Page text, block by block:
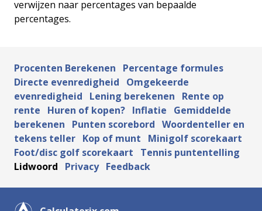
verwijzen naar percentages van bepaalde
percentages.
Procenten Berekenen
Percentage formules
Directe evenredigheid
Omgekeerde
evenredigheid
Lening berekenen
Rente op
rente
Huren of kopen? Inflatie
Gemiddelde
berekenen
Punten scorebord Woordenteller en
tekens teller Kop of munt
Minigolf scorekaart
Foot/disc golf scorekaart
Tennis puntentelling
Lidwoord
Privacy Feedback